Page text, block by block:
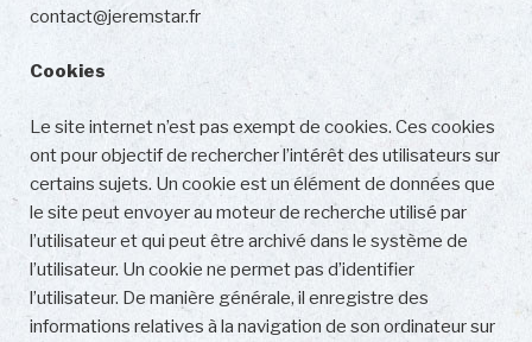
contact@jeremstar.fr
Cookies
Le site internet n’est pas exempt de cookies. Ces cookies
ont pour objectif de rechercher l’intérêt des utilisateurs sur
certains sujets. Un cookie est un élément de données que
le site peut envoyer au moteur de recherche utilisé par
l’utilisateur et qui peut être archivé dans le système de
l’utilisateur. Un cookie ne permet pas d’identifier
l’utilisateur. De manière générale, il enregistre des
informations relatives à la navigation de son ordinateur sur